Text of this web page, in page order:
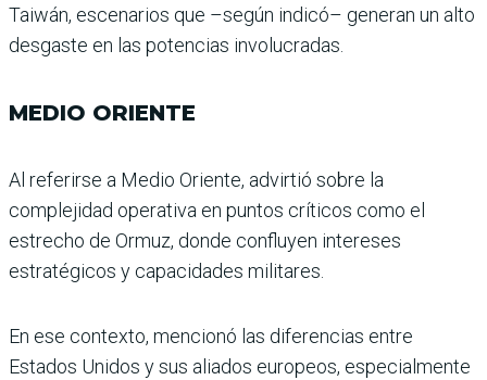
Taiwán, esce­narios que –según indicó– generan un alto
desgaste en las potencias involucradas.
MEDIO ORIENTE
Al referirse a Medio Oriente, advirtió sobre la
complejidad operativa en puntos críticos como el
estrecho de Ormuz, donde confluyen intereses
estratégicos y capacidades militares.
En ese contexto, mencionó las diferencias entre
Estados Unidos y sus aliados europeos, especial­mente